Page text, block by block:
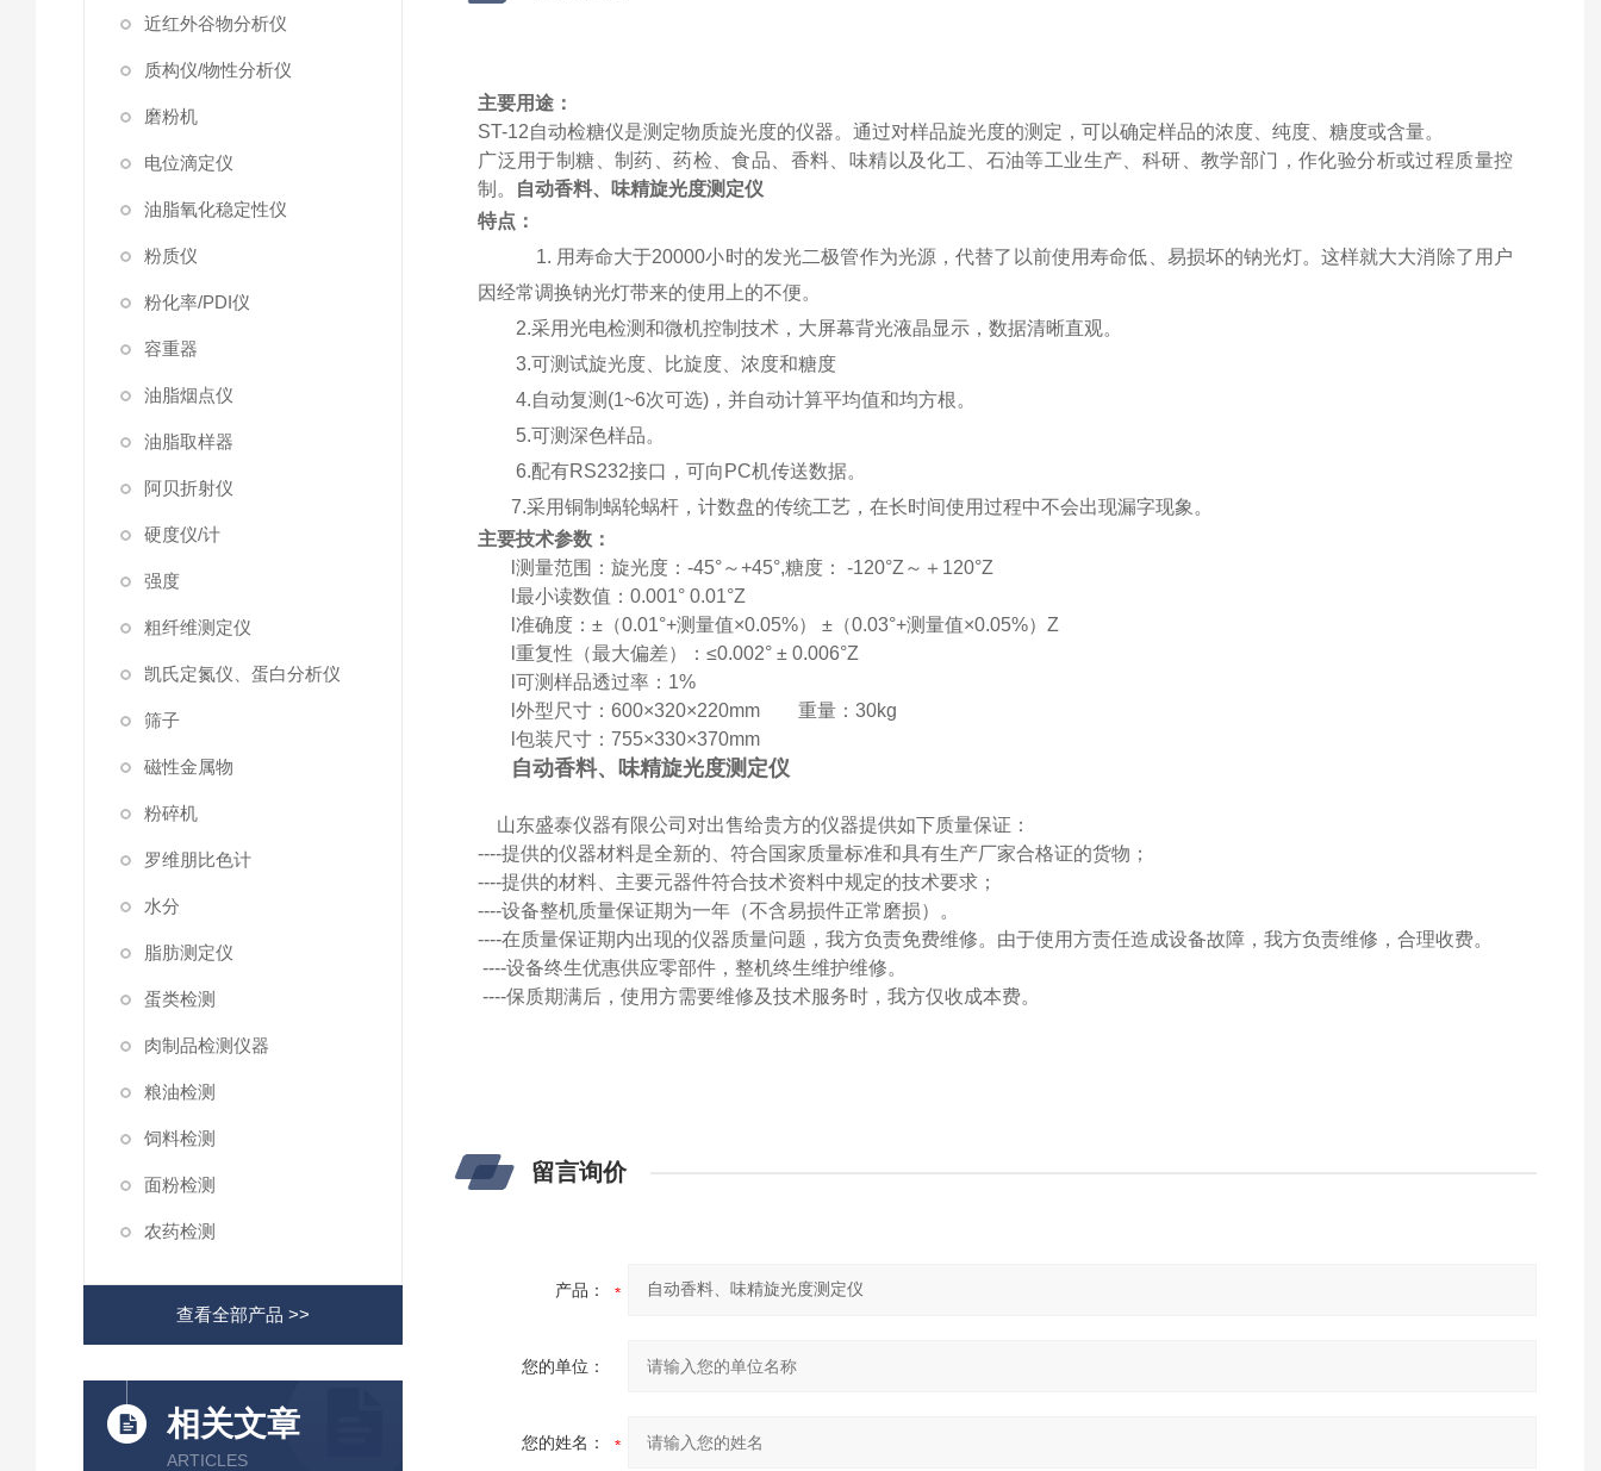
近红外谷物分析仪
质构仪/物性分析仪
磨粉机
电位滴定仪
油脂氧化稳定性仪
粉质仪
粉化率/PDI仪
容重器
油脂烟点仪
油脂取样器
阿贝折射仪
硬度仪/计
强度
粗纤维测定仪
凯氏定氮仪、蛋白分析仪
筛子
磁性金属物
粉碎机
罗维朋比色计
水分
脂肪测定仪
蛋类检测
肉制品检测仪器
粮油检测
饲料检测
面粉检测
农药检测
查看全部产品 >>
相关文章
ARTICLES
主要用途：
ST-12自动检糖仪是测定物质旋光度的仪器。通过对样品旋光度的测定，可以确定样品的浓度、纯度、糖度或含量。
广泛用于制糖、制药、药检、食品、香料、味精以及化工、石油等工业生产、科研、教学部门，作化验分析或过程质量控
制。
自动香料、味精旋光度测定仪
特点：
1. 用寿命大于20000小时的发光二极管作为光源，代替了以前使用寿命低、易损坏的钠光灯。这样就大大消除了用户
因经常调换钠光灯带来的使用上的不便。
2.采用光电检测和微机控制技术，大屏幕背光液晶显示，数据清晰直观。
3.可测试旋光度、比旋度、浓度和糖度
4.自动复测(1~6次可选)，并自动计算平均值和均方根。
5.可测深色样品。
6.配有RS232接口，可向PC机传送数据。
7.采用铜制蜗轮蜗杆，计数盘的传统工艺，在长时间使用过程中不会出现漏字现象 。
主要技术参数：
l测量范围：旋光度：-45°～+45°,糖度：
-120°Z～＋120°Z
l最小读数值：0.001° 0.01°Z
l准确度：±（0.01°+测量值×0.05%） ±（0.03°+测量值×0.05%）Z
l重复性（最大偏差）：≤0.002° ± 0.006°Z
l可测样品透过率： 1%
l外型尺寸：600×320×220mm 重量：30kg
l包装尺寸：755×330×370mm
自动香料、味精旋光度测定仪
山东盛泰仪器有限公司对出售给贵方的仪器提供如下质量保证：
----提供的仪器材料是全新的、符合国家质量标准和具有生产厂家合格证的货物；
----提供的材料、主要元器件符合技术资料中规定的技术要求；
----设备整机质量保证期为一年（不含易损件正常磨损）。
----在质量保证期内出现的仪器质量问题，我方负责免费维修。由于使用方责任造成设备故障，我方负责维修，合理收费。
----设备终生优惠供应零部件，整机终生维护维修。
----保质期满后，使用方需要维修及技术服务时，我方仅收成本费。
留言询价
产品：
您的单位：
您的姓名：